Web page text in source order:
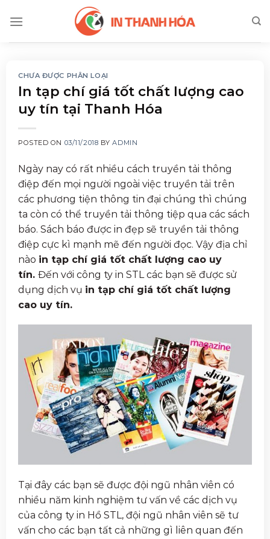
CHƯA ĐƯỢC PHÂN LOẠI
In tạp chí giá tốt chất lượng cao
uy tín tại Thanh Hóa
POSTED ON 03/11/2018 BYADMIN
Ngày nay có rất nhiều cách truyền tải thông
điệp đến mọi người ngoài việc truyền tải trên
các phương tiện thông tin đại chúng thì chúng
ta còn có thể truyền tải thông tiệp qua các sách
báo. Sách báo được in đẹp sẽ truyền tải thông
điệp cực kì mạnh mẽ đến người đọc. Vậy địa chỉ
nào in tạp chí giá tốt chất lượng cao uy
tín. Đến với công ty in STL các bạn sẽ được sử
dụng dịch vụ in tạp chí giá tốt chất lượng
cao uy tín.
Tại đây các bạn sẽ được đội ngũ nhân viên có
nhiều năm kinh nghiệm tư vấn về các dịch vụ
của công ty in Hồ STL, đội ngũ nhân viên sẽ tư
vấn cho các bạn tất cả những gì liên quan đến